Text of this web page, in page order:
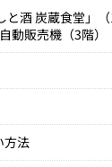
と酒 炭蔵食堂」
動販売機（3階）
方法